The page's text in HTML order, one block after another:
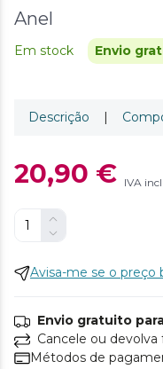
Anel
Em stock Envio
Descrição |
20,90 € IVA
Avisa-me se o preço
Envio gratuito
Cancele ou
Métodos de